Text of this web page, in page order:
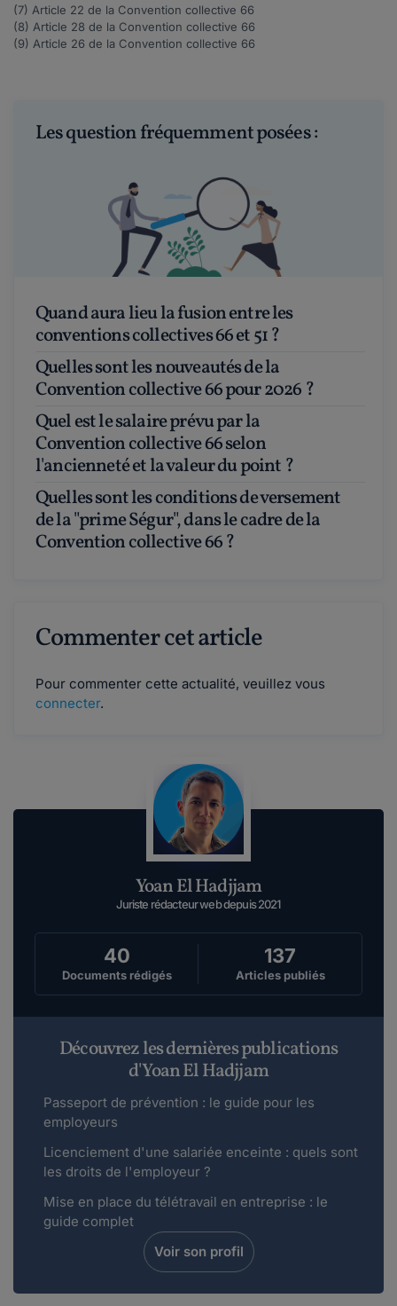
(7) Article 22 de la Convention collective 66
(8) Article 28 de la Convention collective 66
(9) Article 26 de la Convention collective 66
Les question fréquemment posées :
Quand aura lieu la fusion entre les
conventions collectives 66 et 51 ?
Quelles sont les nouveautés de la
Convention collective 66 pour 2026 ?
Quel est le salaire prévu par la
Convention collective 66 selon
l'ancienneté et la valeur du point ?
Quelles sont les conditions de versement
de la "prime Ségur", dans le cadre de la
Convention collective 66 ?
Commenter cet article
Pour commenter cette actualité, veuillez vous
connecter.
Yoan El Hadjjam
Juriste rédacteur web depuis 2021
40
Documents rédigés
137
Articles publiés
Découvrez les dernières publications
d'Yoan El Hadjjam
Passeport de prévention : le guide pour les
employeurs
Licenciement d'une salariée enceinte : quels sont
les droits de l'employeur ?
Mise en place du télétravail en entreprise : le
guide complet
Voir son profil